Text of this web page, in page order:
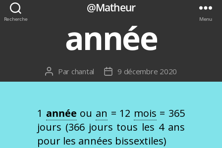
Recherche
@Matheur
Menu
année
Auteur
de
Par chantal
Date
de
9 décembre 2020
1 année ou an = 12 mois = 365
jours (366 jours tous les 4 ans
pour les années bissextiles)